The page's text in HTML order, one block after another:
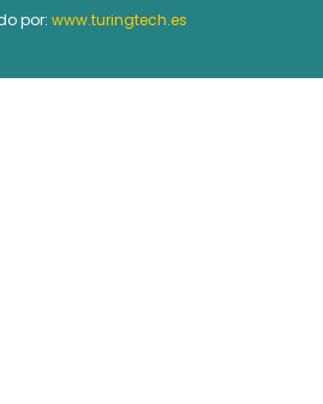
por: www.turingtech.es